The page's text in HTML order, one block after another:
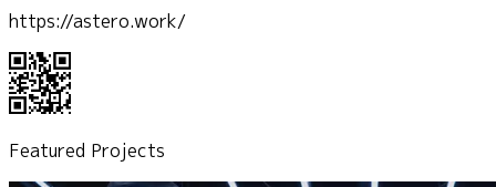
https://astero.work/
Featured Projects